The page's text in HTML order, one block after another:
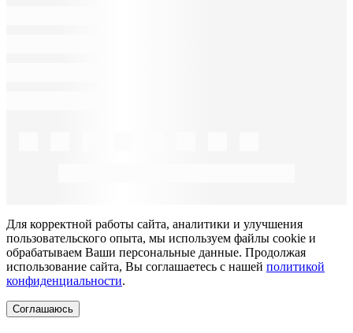
Для корректной работы сайта, аналитики и улучшения
пользовательского опыта, мы используем файлы cookie и
обрабатываем Ваши персональные данные. Продолжая
использование сайта, Вы соглашаетесь с нашей политикой
конфиденциальности.
Соглашаюсь